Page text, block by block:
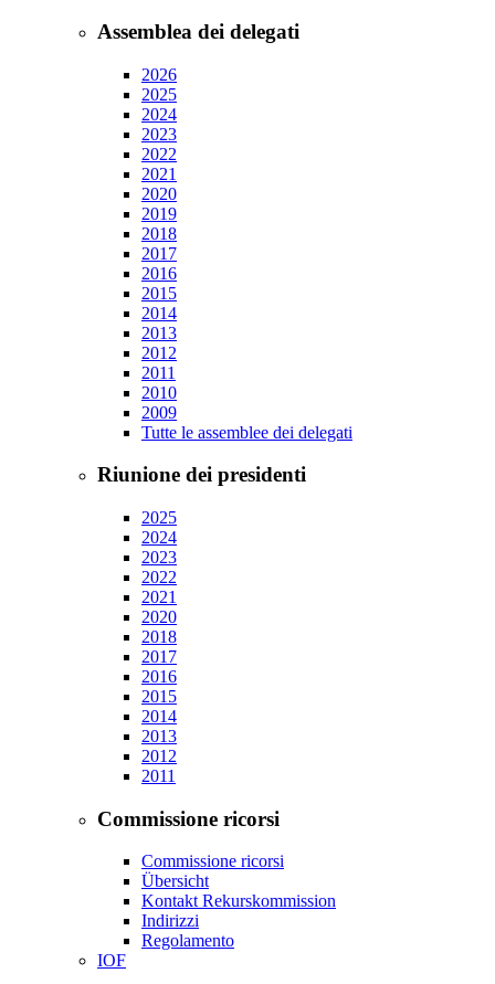
Assemblea dei delegati
2026
2025
2024
2023
2022
2021
2020
2019
2018
2017
2016
2015
2014
2013
2012
2011
2010
2009
Tutte le assemblee dei delegati
Riunione dei presidenti
2025
2024
2023
2022
2021
2020
2018
2017
2016
2015
2014
2013
2012
2011
Commissione ricorsi
Commissione ricorsi
Übersicht
Kontakt Rekurskommission
Indirizzi
Regolamento
IOF